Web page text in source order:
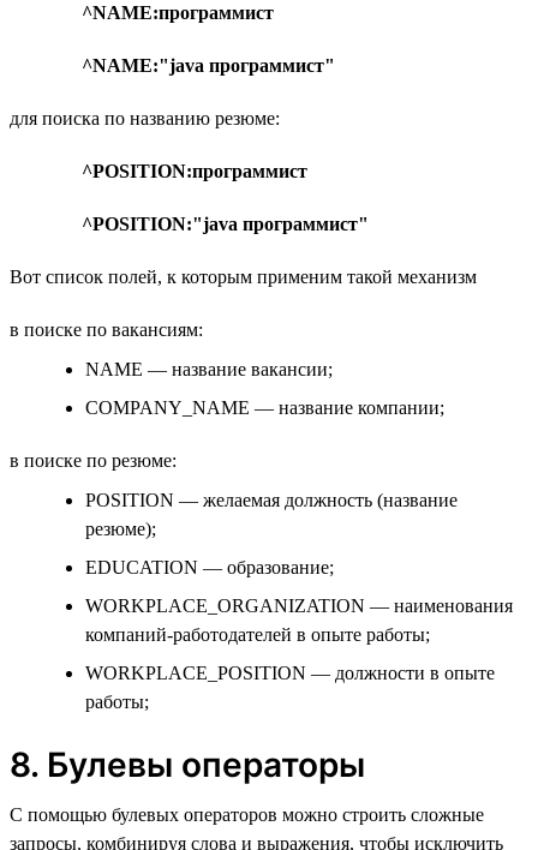
^NAME:программист
^NAME:"java программист"
для поиска по названию резюме:
^POSITION:программист
^POSITION:"java программист"
Вот список полей, к которым применим такой механизм
в поиске по вакансиям:
NAME — название вакансии;
COMPANY_NAME — название компании;
в поиске по резюме:
POSITION — желаемая должность (название
резюме);
EDUCATION — образование;
WORKPLACE_ORGANIZATION — наименования
компаний-работодателей в опыте работы;
WORKPLACE_POSITION — должности в опыте
работы;
8. Булевы операторы
С помощью булевых операторов можно строить сложные
запросы, комбинируя слова и выражения, чтобы исключить